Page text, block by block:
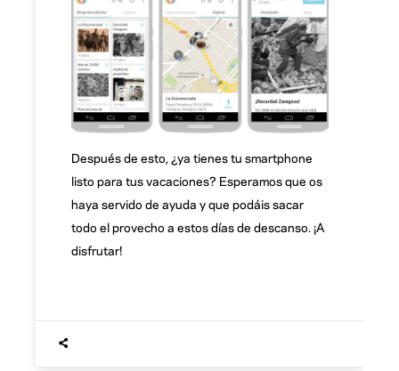
Después de esto, ¿ya tienes tu smartphone
listo para tus vacaciones? Esperamos que os
haya servido de ayuda y que podáis sacar
todo el provecho a estos días de descanso. ¡A
disfrutar!